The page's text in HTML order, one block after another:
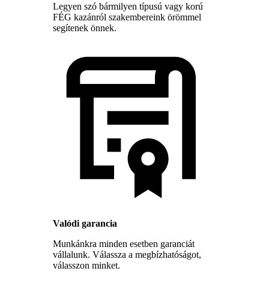
Legyen szó bármilyen típusú vagy korú
FÉG kazánról szakembereink örömmel
segítenek önnek.
Valódi garancia
Munkánkra minden esetben garanciát
vállalunk. Válassza a megbízhatóságot,
válasszon minket.